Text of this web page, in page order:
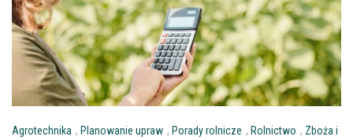
Agrotechnika , Planowanie upraw , Porady rolnicze , Rolnictwo , Zboża i